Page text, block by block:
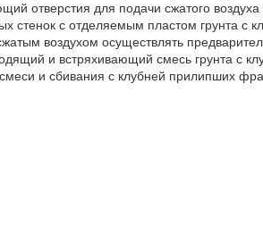
отверстия для подачи сжатого
стенок с отделяемым пластом грунта с
воздухом осуществлять
и встряхивающий смесь грунта с
и сбивания с клубней прилипших